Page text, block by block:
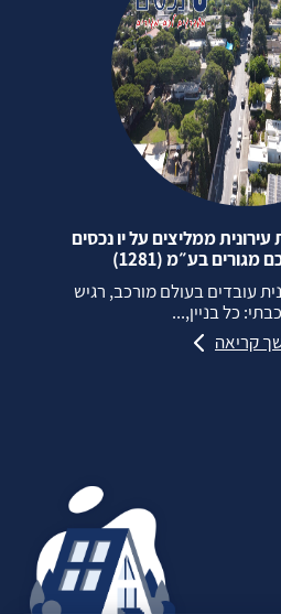
ממליצים על יו נכסים
בע״מ (1281)
עובדים בעולם מורכב, רגיש
כל בניין,...
קריאה